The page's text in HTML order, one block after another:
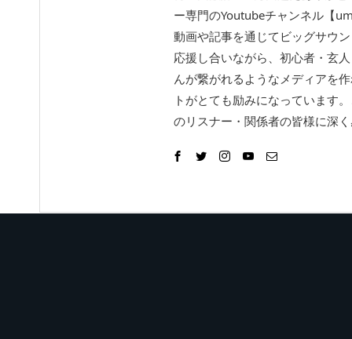
ー専門のYoutubeチャンネル【
動画や記事を通じてビッグサウ
応援し合いながら、初心者・玄
んが繋がれるようなメディアを
トがとても励みになっています
のリスナー・関係者の皆様に深